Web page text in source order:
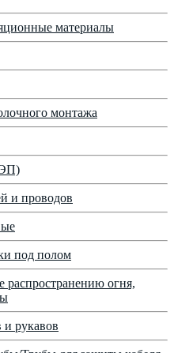
материалы
монтажа
и проводов
под полом
огня,
рукавов